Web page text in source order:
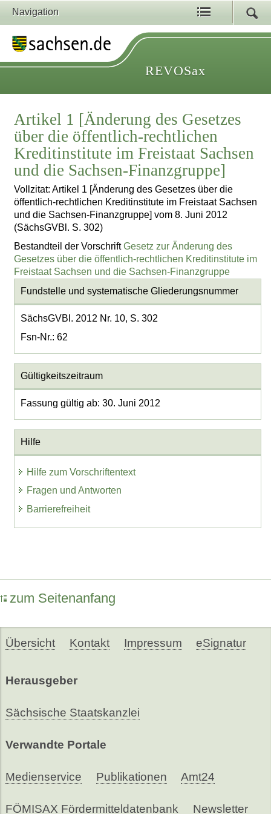
Navigation
REVOSax
Artikel 1 [Änderung des Gesetzes
über die öffentlich-rechtlichen
Kreditinstitute im Freistaat Sachsen
und die Sachsen-Finanzgruppe]
Vollzitat: Artikel 1 [Änderung des Gesetzes über die
öffentlich-rechtlichen Kreditinstitute im Freistaat Sachsen
und die Sachsen-Finanzgruppe] vom 8. Juni 2012
(SächsGVBl. S. 302)
Bestandteil der VorschriftGesetz zur Änderung des
Gesetzes über die öffentlich-rechtlichen Kreditinstitute im
Freistaat Sachsen und die Sachsen-Finanzgruppe
Fundstelle und systematische Gliederungsnummer
SächsGVBl. 2012 Nr. 10, S. 302
Fsn-Nr.: 62
Gültigkeitszeitraum
Fassung gültig ab: 30. Juni 2012
Hilfe
Hilfe zum Vorschriftentext
Fragen und Antworten
Barrierefreiheit
zum Seitenanfang
Übersicht Kontakt Impressum eSignatur
Herausgeber
Sächsische Staatskanzlei
Verwandte Portale
Medienservice Publikationen Amt24
FÖMISAX Fördermitteldatenbank Newsletter